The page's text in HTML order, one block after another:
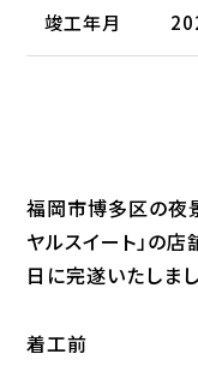
竣工年月
福岡市博多区の夜
ヤルスイート」の
日に完遂いたしまし
着工前